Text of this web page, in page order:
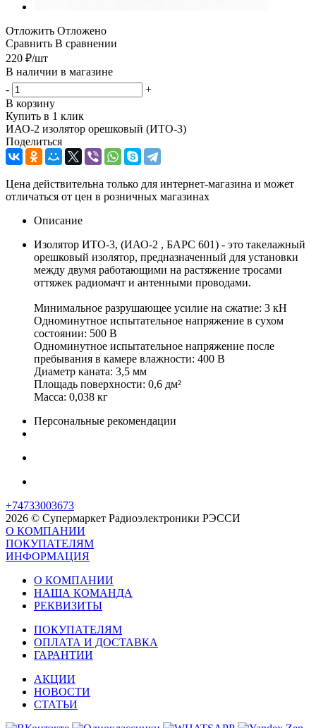
Отложить Отложено
Сравнить В сравнении
220 ₽/шт
В наличии в магазине
-
+
В корзину
Купить в 1 клик
ИАО-2 изолятор орешковый (ИТО-3)
Поделиться
Цена действительна только для интернет-магазина и может
отличаться от цен в розничных магазинах
Описание
Изолятор ИТО-3, (ИАО-2 , БАРС 601) - это такелажный
орешковый изолятор, предназначенный для установки
между двумя работающими на растяжение тросами
оттяжек радиомачт и антенными проводами.
Минимальное разрушающее усилие на сжатие: 3 кН
Одноминутное испытательное напряжение в сухом
состоянии: 500 В
Одноминутное испытательное напряжение после
пребывания в камере влажности: 400 В
Диаметр каната: 3,5 мм
Площадь поверхности: 0,6 дм²
Масса: 0,038 кг
Персональные рекомендации
+74733003673
2026 © Супермаркет Радиоэлектроники РЭССИ
О КОМПАНИИ
ПОКУПАТЕЛЯМ
ИНФОРМАЦИЯ
О КОМПАНИИ
НАША КОМАНДА
РЕКВИЗИТЫ
ПОКУПАТЕЛЯМ
ОПЛАТА И ДОСТАВКА
ГАРАНТИИ
АКЦИИ
НОВОСТИ
СТАТЬИ